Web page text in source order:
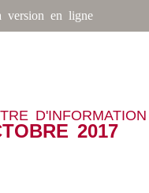
version en ligne
D'INFORMATION
2017